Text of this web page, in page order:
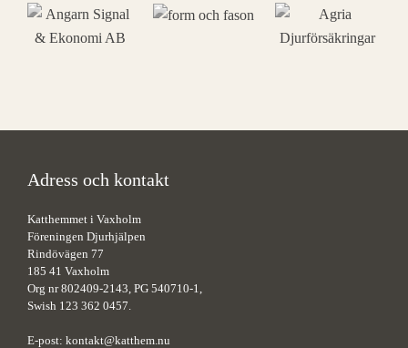
Adress och kontakt
Katthemmet i Vaxholm
Föreningen Djurhjälpen
Rindövägen 77
185 41 Vaxholm
Org nr 802409-2143, PG 540710-1,
Swish 123 362 0457.
E-post: kontakt@katthem.nu